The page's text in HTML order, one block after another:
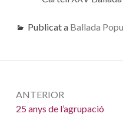
Publicat a Ballada
d'entrades
ANTERIOR
Anterior:
25 anys de l’agrupació